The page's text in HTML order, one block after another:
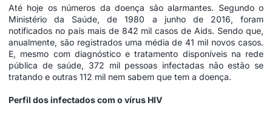
Até hoje os números da doença são alarmantes. Segundo o
Ministério da Saúde, de 1980 a junho de 2016, foram
notificados no país mais de 842 mil casos de Aids. Sendo que,
anualmente, são registrados uma média de 41 mil novos casos.
E, mesmo com diagnóstico e tratamento disponíveis na rede
pública de saúde, 372 mil pessoas infectadas não estão se
tratando e outras 112 mil nem sabem que tem a doença.
Perfil dos infectados com o vírus HIV